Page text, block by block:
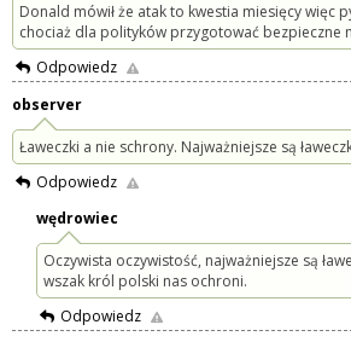
Donald mówił że atak to kwestia miesięcy więc
chociaż dla polityków przygotować bezpieczne
Odpowiedz
observer
Ławeczki a nie schrony. Najważniejsze są
Odpowiedz
wędrowiec
Oczywista oczywistość, najważniejsze są
wszak król polski nas ochroni.
Odpowiedz